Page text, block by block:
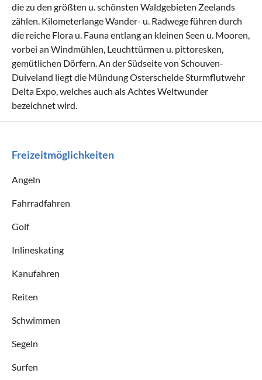
die zu den größten u. schönsten Waldgebieten Zeelands
zählen. Kilometerlange Wander- u. Radwege führen durch
die reiche Flora u. Fauna entlang an kleinen Seen u. Mooren,
vorbei an Windmühlen, Leuchttürmen u. pittoresken,
gemütlichen Dörfern. An der Südseite von Schouven-
Duiveland liegt die Mündung Osterschelde Sturmflutwehr
Delta Expo, welches auch als Achtes Weltwunder
bezeichnet wird.
Freizeitmöglichkeiten
Angeln
Fahrradfahren
Golf
Inlineskating
Kanufahren
Reiten
Schwimmen
Segeln
Surfen